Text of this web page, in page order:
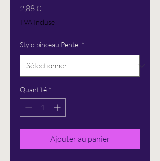
2,88 €Prix
TVA Incluse
Stylo pinceau Pentel *
Quantité *
Ajouter au panier